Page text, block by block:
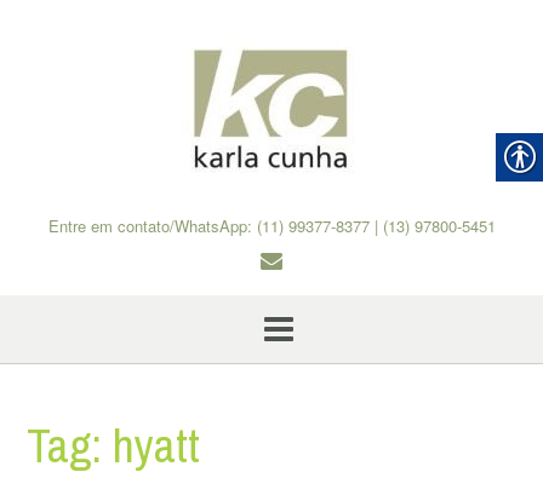
Entre em contato/WhatsApp: (11) 99377-8377 | (13) 97800-5451
Tag: hyatt